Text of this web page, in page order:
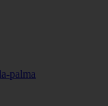
palma